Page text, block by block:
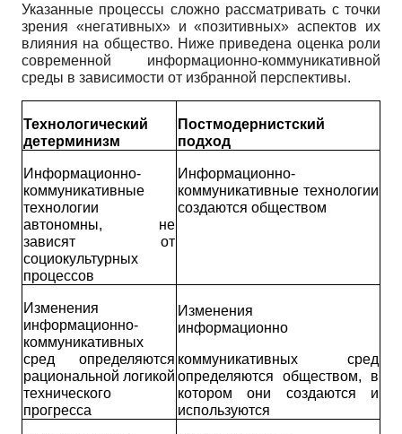
Указанные процессы сложно рассматривать с точки
зрения «негативных» и «позитивных» аспектов их
влияния на общество. Ниже приведена оценка роли
современной информационно-коммуникативной
среды в зависимости от избранной перспективы.
Технологический
детерминизм
Постмодернистский
подход
Информационно-
коммуникативные
технологии
автономны, не
зависят от
социокультурных
процессов
Информационно-
коммуникативные технологии
создаются обществом
Изменения
информационно­
коммуникативных
сред определяются
рациональной логикой
технического
прогресса
Изменения
информационно­
коммуникативных сред
определяются обществом, в
котором они создаются и
используются